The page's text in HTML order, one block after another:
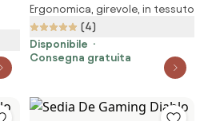
X-One 2.0, Normal Size, Night
Blue
Ergonomica, girevole, in tessuto
(4)
Disponibile
Consegna gratuita